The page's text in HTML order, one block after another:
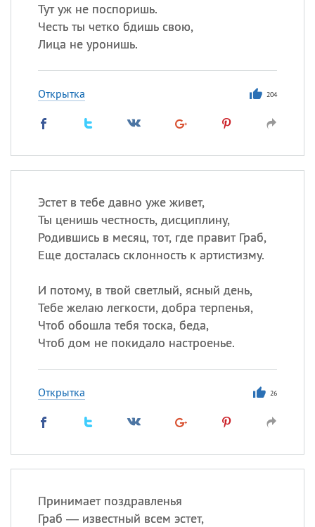
Тут уж не поспоришь.
Честь ты четко бдишь свою,
Лица не уронишь.
Открытка 204
Эстет в тебе давно уже живет,
Ты ценишь честность, дисциплину,
Родившись в месяц, тот, где правит Граб,
Еще досталась склонность к артистизму.
И потому, в твой светлый, ясный день,
Тебе желаю легкости, добра терпенья,
Чтоб обошла тебя тоска, беда,
Чтоб дом не покидало настроенье.
Открытка 26
Принимает поздравленья
Граб — известный всем эстет,